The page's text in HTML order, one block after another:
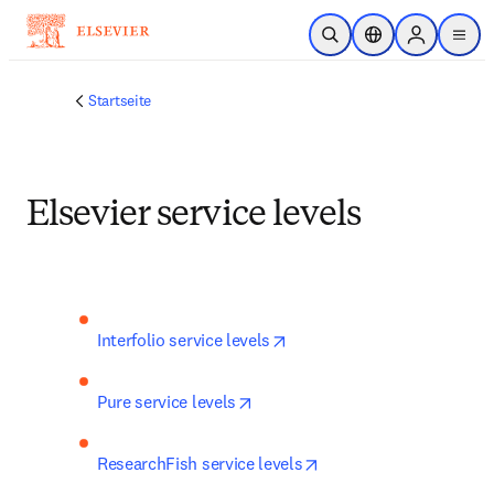
Zum Hauptinhalt wechseln
Suche öffnenStandortauswahl
Sign in to
menu
Startseite
Elsevier service levels
Interfolio service levels
Pure service levels
ResearchFish service levels